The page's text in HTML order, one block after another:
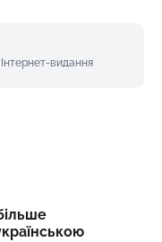
видання